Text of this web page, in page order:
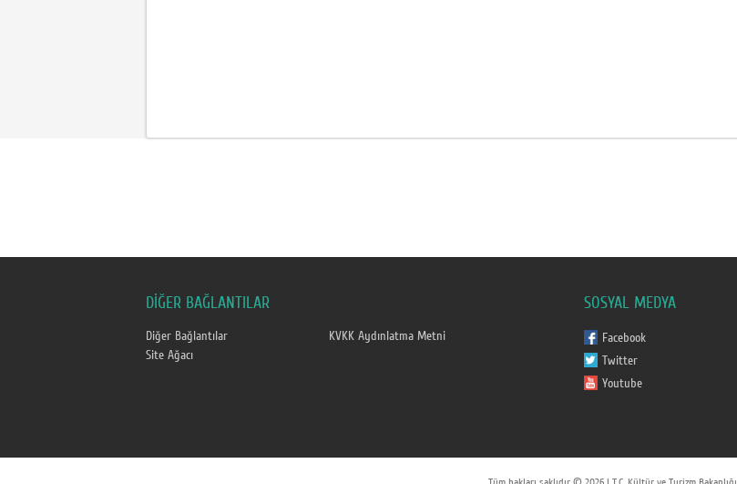
DİĞER BAĞLANTILAR
Diğer Bağlantılar
KVKK Aydınlatma Metni
Site Ağacı
SOSYAL MEDYA
Facebook
Twitter
Youtube